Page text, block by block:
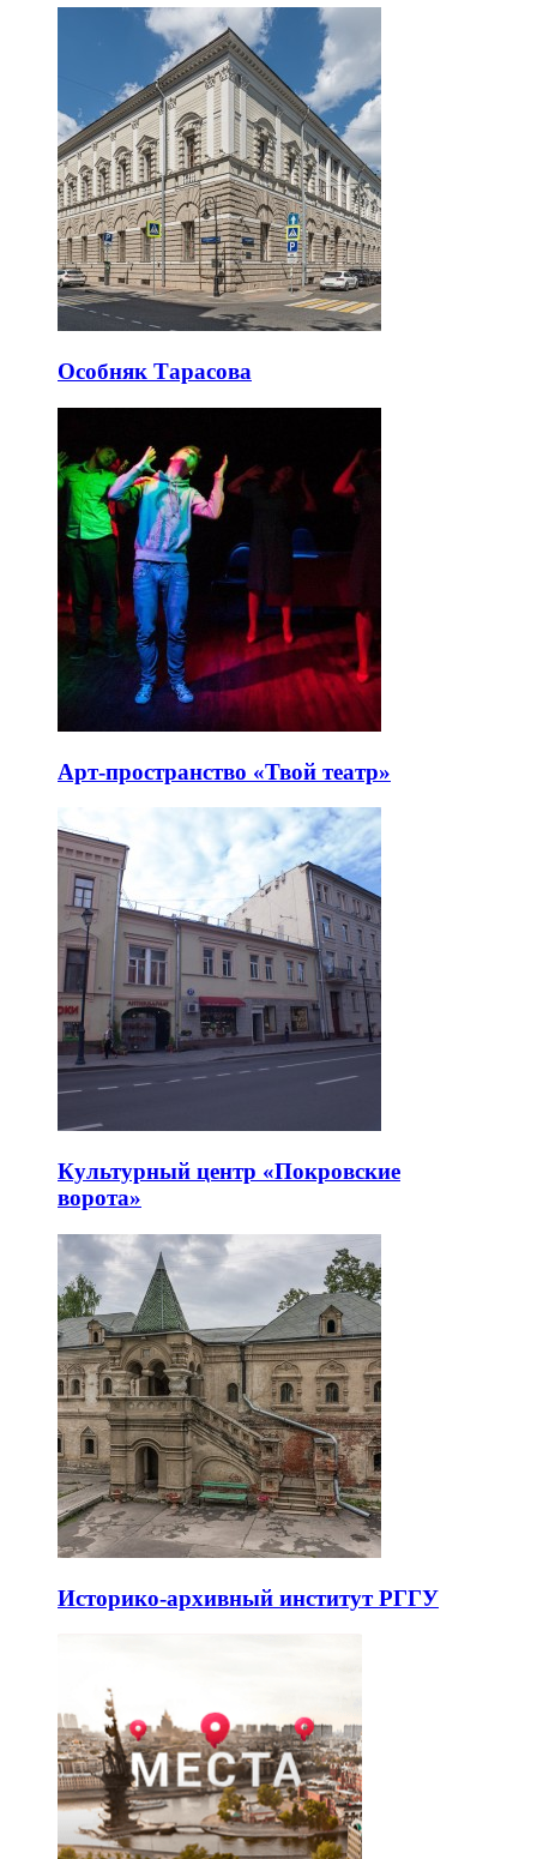
Особняк Тарасова
Арт-пространство «Твой театр»
Культурный центр «Покровские
ворота»
Историко-архивный институт РГГУ